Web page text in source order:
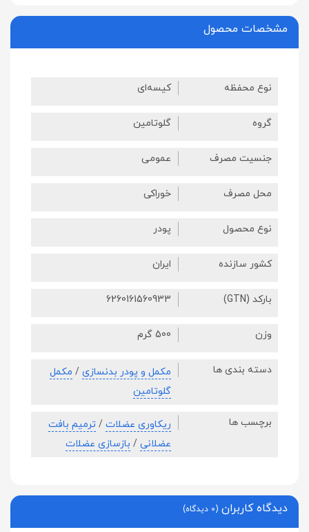
مشخصات محصول
نوع محفظه کیسه‌ای
گروه گلوتامین
جنسیت مصرف عمومی
محل مصرف خوراکی
نوع محصول پودر
کشور سازنده ایران
بارکد (GTN) 6260161560933
وزن 500 گرم
دسته بندی ها مکمل و پودر بدنسازی / مکمل
گلوتامین
برچسب ها ریکاوری عضلات / ترمیم بافت
عضلانی / بازسازی عضلات
دیدگاه کاربران (0 دیدگاه)